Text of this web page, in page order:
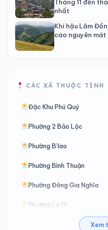
Tháng 11 đến
nhất
Khí hậu Lâm
cao nguyên mát
CÁC XÃ THUỘC TỈNH
Đặc Khu Phú Quý
Phường 2 Bảo Lộc
Phường B’lao
Phường Bình Thuận
Phường Đông Gia Nghĩa
Phường La Gi
Phường Lang Biang - Đà Lạt
Xem